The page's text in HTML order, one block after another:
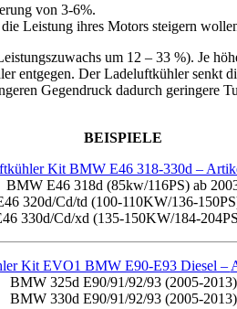
von 3-6%.
Leistung ihres Motors steigern
um 12 – 33 %). Je
Der Ladeluftkühler senkt
Gegendruck dadurch
BEISPIELE
Kit BMW E46 318-330d –
BMW E46 318d (85kw/116PS) ab
320d/Cd/td (100-110KW/136-
330d/Cd/xd (135-150KW/184-
Kit EVO1 BMW E90-E93 Diesel –
BMW 325d E90/91/92/93 (2005-2013)
BMW 330d E90/91/92/93 (2005-2013)